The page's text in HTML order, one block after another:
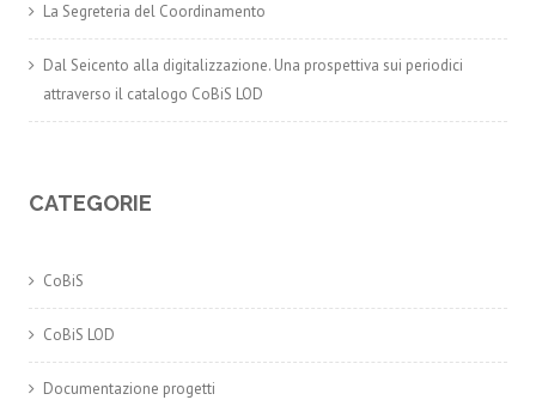
La Segreteria del Coordinamento
Dal Seicento alla digitalizzazione. Una prospettiva sui periodici
attraverso il catalogo CoBiS LOD
CATEGORIE
CoBiS
CoBiS LOD
Documentazione progetti